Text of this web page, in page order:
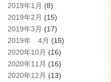
2019年1月 (8)
2019年2月 (15)
2019年3月 (17)
2019年 4月 (15)
2020年10月 (16)
2020年11月 (16)
2020年12月 (13)